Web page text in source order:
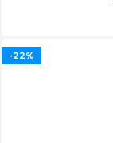
-22%